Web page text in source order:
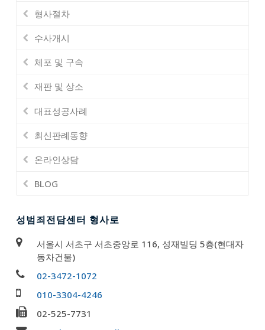
형사절차
수사개시
체포 및 구속
재판 및 상소
대표성공사례
최신판례동향
온라인상담
BLOG
성범죄전담센터 형사로
서울시 서초구 서초중앙로 116, 성재빌딩 5층(현대자
동차건물)
02-3472-1072
010-3304-4246
02-525-7731